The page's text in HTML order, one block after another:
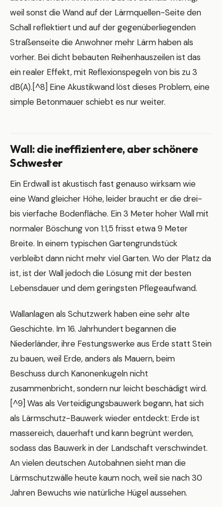
weil sonst die Wand auf der Lärmquellen-Seite den
Schall reflektiert und auf der gegenüberliegenden
Straßenseite die Anwohner mehr Lärm haben als
vorher. Bei dicht bebauten Reihenhauszeilen ist das
ein realer Effekt, mit Reflexionspegeln von bis zu 3
dB(A).[^8] Eine Akustikwand löst dieses Problem, eine
simple Betonmauer schiebt es nur weiter.
Wall: die ineffizientere, aber schönere
Schwester
Ein Erdwall ist akustisch fast genauso wirksam wie
eine Wand gleicher Höhe, leider braucht er die drei-
bis vierfache Bodenfläche. Ein 3 Meter hoher Wall mit
normaler Böschung von 1:1,5 frisst etwa 9 Meter
Breite. In einem typischen Gartengrundstück
verbleibt dann nicht mehr viel Garten. Wo der Platz da
ist, ist der Wall jedoch die Lösung mit der besten
Lebensdauer und dem geringsten Pflegeaufwand.
Wallanlagen als Schutzwerk haben eine sehr alte
Geschichte. Im 16. Jahrhundert begannen die
Niederländer, ihre Festungswerke aus Erde statt Stein
zu bauen, weil Erde, anders als Mauern, beim
Beschuss durch Kanonenkugeln nicht
zusammenbricht, sondern nur leicht beschädigt wird.
[^9] Was als Verteidigungsbauwerk begann, hat sich
als Lärmschutz-Bauwerk wieder entdeckt: Erde ist
massereich, dauerhaft und kann begrünt werden,
sodass das Bauwerk in der Landschaft verschwindet.
An vielen deutschen Autobahnen sieht man die
Lärmschutzwälle heute kaum noch, weil sie nach 30
Jahren Bewuchs wie natürliche Hügel aussehen.